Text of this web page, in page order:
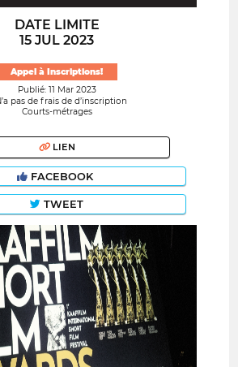
DATE LIMITE
15 JUL 2023
Appel à Inscriptions!
Publié: 11 Mar 2023
pas de frais de d’inscription
Courts-métrages
LIEN
FACEBOOK
TWEET